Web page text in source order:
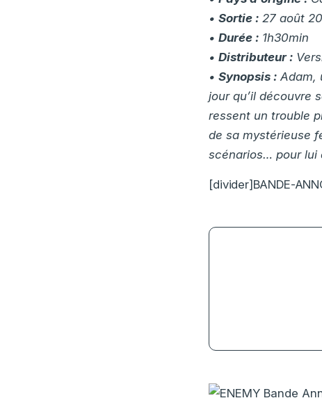
•Sortie : 27 août
•Durée : 1h30min
•Distributeur :
•Synopsis : Adam,
jour qu’il découvre
ressent un trouble
de sa mystérieuse
scénarios… pour lui
[divider]BANDE-